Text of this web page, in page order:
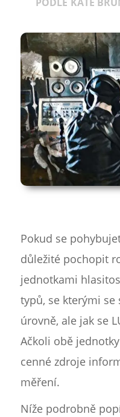
Pokud se
důležité pochopit
jednotkami
typů, se kterými se
úrovně, ale jak se
Ačkoli obě
cenné zdroje
měření.
Níže podrobně